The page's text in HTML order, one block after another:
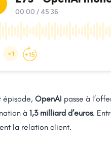
épisode, OpenAI passe à
à 1,3 milliard d’euros.
la relation client.